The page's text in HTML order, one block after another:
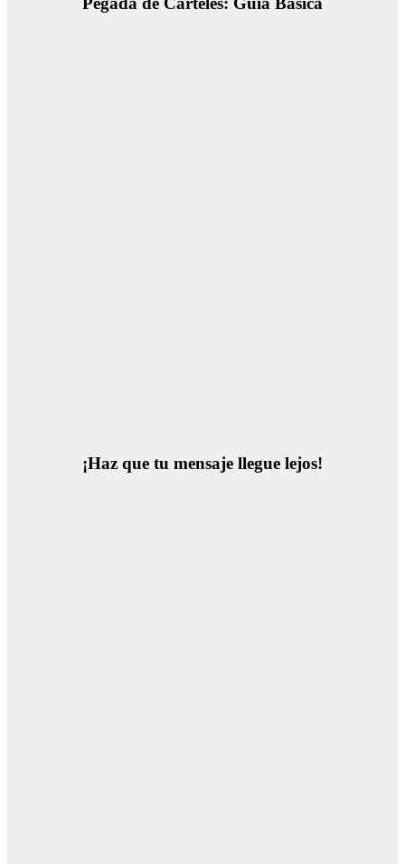
¡Haz que tu mensaje llegue lejos!